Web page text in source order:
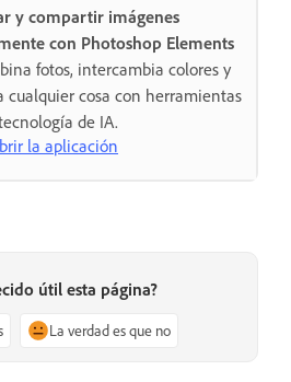
y compartir imágenes
con Photoshop Elements
fotos, intercambia colores y
cualquier cosa con herramientas
de IA.
la aplicación
útil esta página?
La verdad es que no